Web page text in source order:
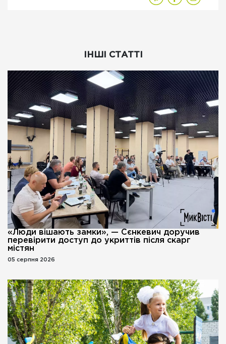
ІНШІ СТАТТІ
«Люди вішають замки», — Сєнкевич доручив
перевірити доступ до укриттів після скарг
містян
05 серпня 2026